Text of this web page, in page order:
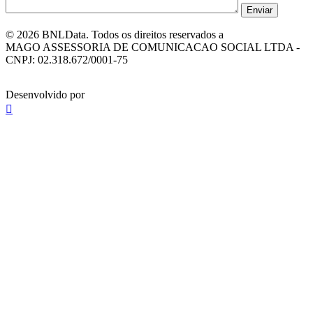
© 2026 BNLData. Todos os direitos reservados a
MAGO ASSESSORIA DE COMUNICACAO SOCIAL LTDA -
CNPJ: 02.318.672/0001-75
Desenvolvido por
